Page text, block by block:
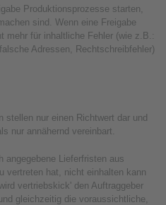
Produktionsprozesse starten,
sind. Wenn eine Freigabe
mehr für inhaltliche Fehler (wie z.B.:
Adressen, Rechtschreibfehler)
stellen nur einen Richtwert dar und
nur annähernd vereinbart.
angegebene Lieferfristen aus
vertreten hat, nicht einhalten kann
vertriebskick' den Auftraggeber
gleichzeitig die voraussichtliche,